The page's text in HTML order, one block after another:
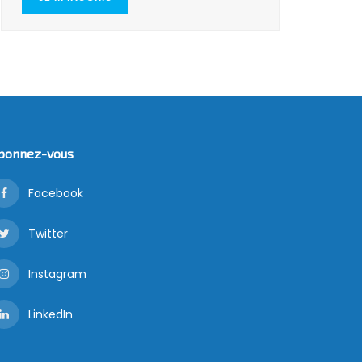
vous
Facebook
Twitter
Instagram
LinkedIn